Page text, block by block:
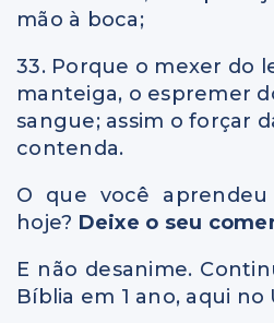
mão à boca;
33. Porque o mexer do
manteiga, o espremer
sangue; assim o forçar
contenda.
O que você
hoje? Deixe o seu
E não desanime.
Bíblia em 1 ano, aqui no